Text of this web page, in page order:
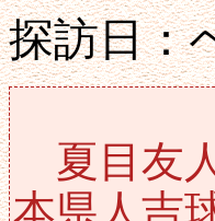
探訪日：
夏目友
本県人吉